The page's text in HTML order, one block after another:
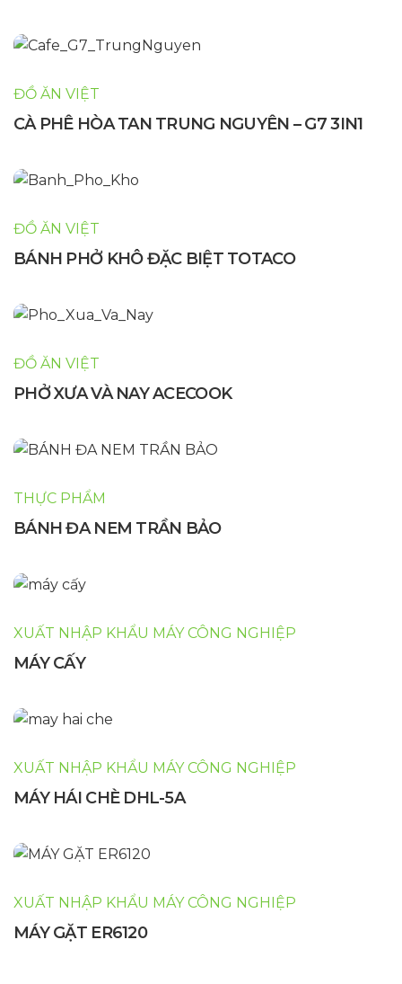
ĐỒ ĂN VIỆT
CÀ PHÊ HÒA TAN TRUNG NGUYÊN – G7 3IN1
ĐỒ ĂN VIỆT
BÁNH PHỞ KHÔ ĐẶC BIỆT TOTACO
ĐỒ ĂN VIỆT
PHỞ XƯA VÀ NAY ACECOOK
THỰC PHẨM
BÁNH ĐA NEM TRẦN BẢO
XUẤT NHẬP KHẨU MÁY CÔNG NGHIỆP
MÁY CẤY
XUẤT NHẬP KHẨU MÁY CÔNG NGHIỆP
MÁY HÁI CHÈ DHL-5A
XUẤT NHẬP KHẨU MÁY CÔNG NGHIỆP
MÁY GẶT ER6120